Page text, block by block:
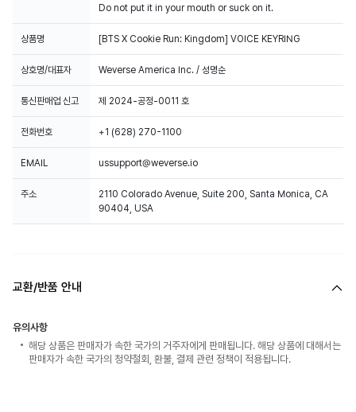
Do not put it in your mouth or suck on it.
상품명 [BTS X Cookie Run: Kingdom] VOICE KEYRING
상호명/대표자 Weverse America Inc. / 성명순
통신판매업 신고 제 2024-공정-0011 호
전화번호 +1 (628) 270-1100
EMAIL ussupport@weverse.io
주소
2110 Colorado Avenue, Suite 200, Santa Monica, CA
90404, USA
교환/반품 안내
유의사항
해당 상품은 판매자가 속한 국가의 거주자에게 판매됩니다. 해당 상품에 대해서는
판매자가 속한 국가의 청약철회, 환불, 결제 관련 정책이 적용됩니다.